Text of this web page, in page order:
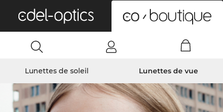
Lunettes de soleil Lunettes de vue